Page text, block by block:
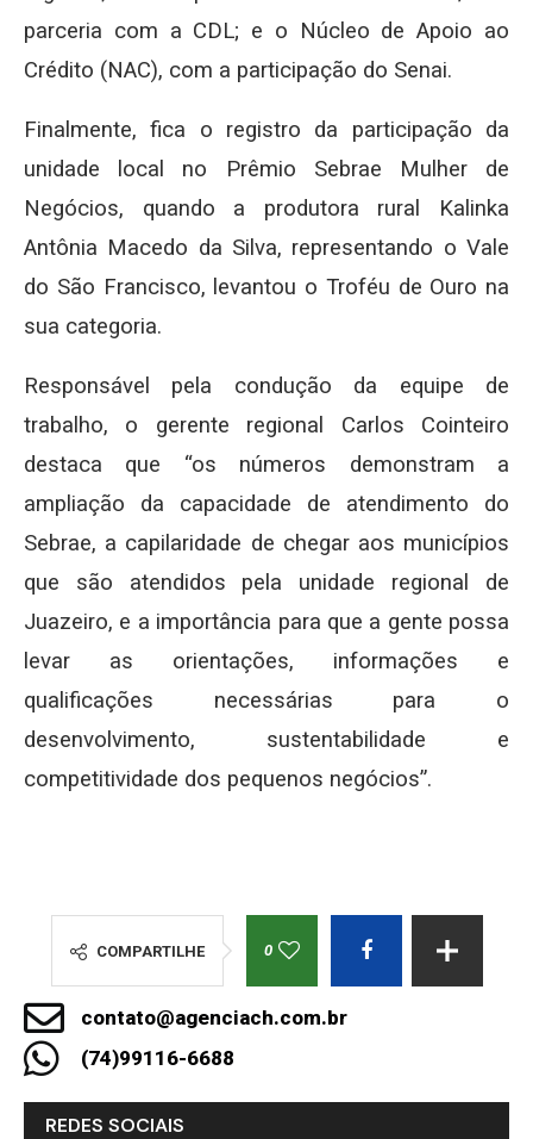
parceria com a CDL; e o Núcleo de Apoio ao
Crédito (NAC), com a participação do Senai.
Finalmente, fica o registro da participação da
unidade local no Prêmio Sebrae Mulher de
Negócios, quando a produtora rural Kalinka
Antônia Macedo da Silva, representando o Vale
do São Francisco, levantou o Troféu de Ouro na
sua categoria.
Responsável pela condução da equipe de
trabalho, o gerente regional Carlos Cointeiro
destaca que “os números demonstram a
ampliação da capacidade de atendimento do
Sebrae, a capilaridade de chegar aos municípios
que são atendidos pela unidade regional de
Juazeiro, e a importância para que a gente possa
levar as orientações, informações e
qualificações necessárias para o
desenvolvimento, sustentabilidade e
competitividade dos pequenos negócios”.
COMPARTILHE 0
contato@agenciach.com.br
(74)99116-6688
REDES SOCIAIS